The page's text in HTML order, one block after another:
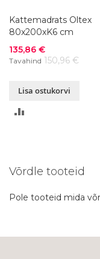
Kattemadrats Oltex
80x200xK6 cm
Soodushind
135,86 €
Tavahind 150,96 €
Lisa ostukorvi
Võrdle tooteid
Pole tooteid mida